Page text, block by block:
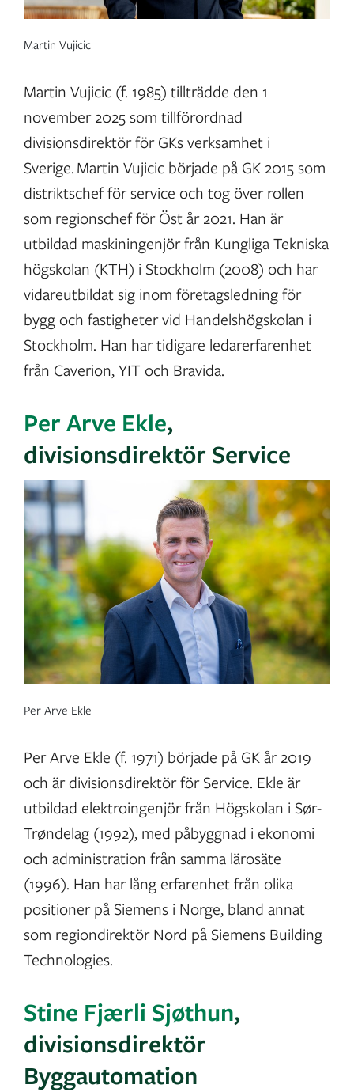
Martin Vujicic
Martin Vujicic (f. 1985) tillträdde den 1
november 2025 som tillförordnad
divisionsdirektör för GKs verksamhet i
Sverige. Martin Vujicic började på GK 2015 som
distriktschef för service och tog över rollen
som regionschef för Öst år 2021. Han är
utbildad maskiningenjör från Kungliga Tekniska
högskolan (KTH) i Stockholm (2008) och har
vidareutbildat sig inom företagsledning för
bygg och fastigheter vid Handelshögskolan i
Stockholm. Han har tidigare ledarerfarenhet
från Caverion, YIT och Bravida.
Per Arve Ekle,
divisionsdirektör Service
Per Arve Ekle
Per Arve Ekle (f. 1971) började på GK år 2019
och är divisionsdirektör för Service. Ekle är
utbildad elektroingenjör från Högskolan i Sør-
Trøndelag (1992), med påbyggnad i ekonomi
och administration från samma lärosäte
(1996). Han har lång erfarenhet från olika
positioner på Siemens i Norge, bland annat
som regiondirektör Nord på Siemens Building
Technologies.
Stine Fjærli Sjøthun,
divisionsdirektör
Byggautomation